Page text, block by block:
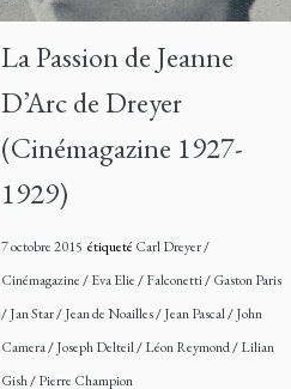
La Passion de Jeanne
D’Arc de Dreyer
(Cinémagazine 1927-
1929)
7 octobre 2015 étiqueté Carl Dreyer/
Cinémagazine/Eva Elie/Falconetti/Gaston Paris
/Jan Star/Jean de Noailles/Jean Pascal/John
Camera/Joseph Delteil/Léon Reymond/Lilian
Gish/Pierre Champion